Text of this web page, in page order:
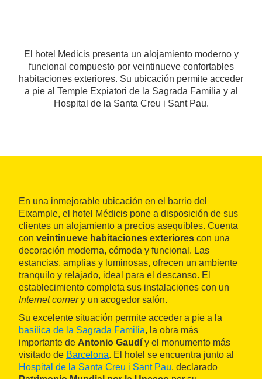
El hotel Medicis presenta un alojamiento moderno y
funcional compuesto por veintinueve confortables
habitaciones exteriores. Su ubicación permite acceder
a pie al Temple Expiatori de la Sagrada Família y al
Hospital de la Santa Creu i Sant Pau.
En una inmejorable ubicación en el barrio del
Eixample, el hotel Médicis pone a disposición de sus
clientes un alojamiento a precios asequibles. Cuenta
con veintinueve habitaciones exteriores con una
decoración moderna, cómoda y funcional. Las
estancias, amplias y luminosas, ofrecen un ambiente
tranquilo y relajado, ideal para el descanso. El
establecimiento completa sus instalaciones con un
Internet cornery un acogedor salón.
Su excelente situación permite acceder a pie a la
basílica de la Sagrada Familia, la obra más
importante de Antonio Gaudí y el monumento más
visitado de Barcelona. El hotel se encuentra junto al
Hospital de la Santa Creu i Sant Pau, declarado